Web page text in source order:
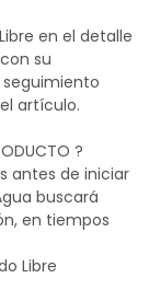
en el detalle
su
artículo.
?
antes de iniciar
buscará
en tiempos
Libre